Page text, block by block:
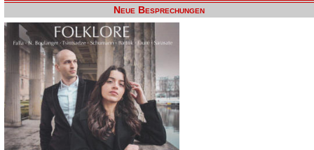
Neue Besprechungen